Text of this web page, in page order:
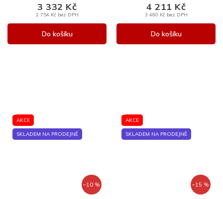
2 754 Kč bez DPH
3 332 Kč
Do košíku
3 480 Kč bez DPH
4 211 Kč
Do košíku
AKCE
SKLADEM NA PRODEJNĚ
–10 %
AKCE
SKLADEM NA PRODEJNĚ
–15 %